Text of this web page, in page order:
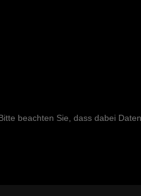
beachten Sie, dass dabei